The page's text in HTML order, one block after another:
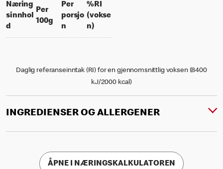
Næring
sinnhol
d
Per
100gper 100 grams
Per
porsjo
nper portion
%RI
(vokse
n)% daily value for an adult
Daglig referanseinntak (RI) for en gjennomsnittlig voksen (8400
kJ/2000 kcal)
INGREDIENSER OG ALLERGENER
ÅPNE I NÆRINGSKALKULATOREN